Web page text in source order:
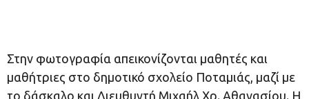
Στην φωτογραφία απεικονίζονται μαθητές και
μαθήτριες στο δημοτικό σχολείο Ποταμιάς, μαζί με
το δάσκαλο και Διευθυντή Μιχαήλ Χρ. Αθανασίου. Η